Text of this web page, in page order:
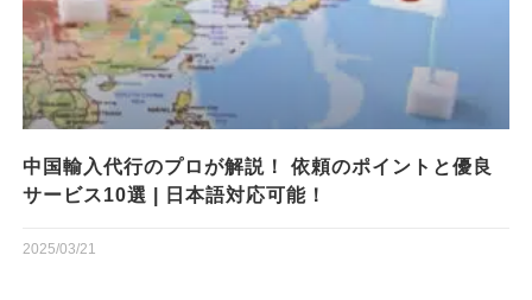
中国輸入代行のプロが解説！ 依頼のポイントと優良
サービス10選 | 日本語対応可能！
2025/03/21